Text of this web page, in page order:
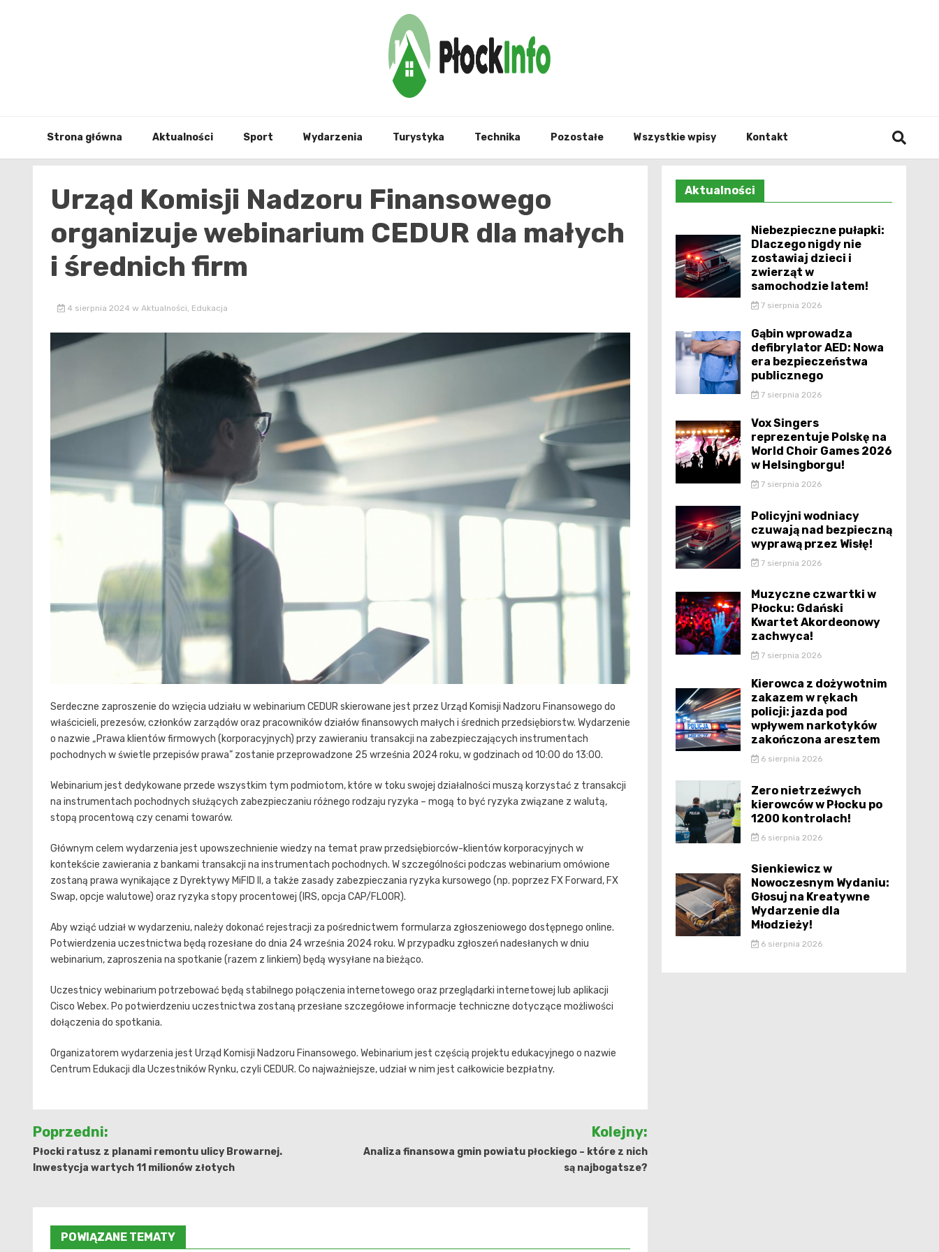
Strona główna Aktualności Sport Wydarzenia Turystyka Technika Pozostałe Wszystkie wpisy Kontakt
Urząd Komisji Nadzoru Finansowego
organizuje webinarium CEDUR dla małych
i średnich firm
4 sierpnia 2024 w Aktualności, Edukacja
Serdeczne zaproszenie do wzięcia udziału w webinarium CEDUR skierowane jest przez Urząd Komisji Nadzoru Finansowego do
właścicieli, prezesów, członków zarządów oraz pracowników działów finansowych małych i średnich przedsiębiorstw. Wydarzenie
o nazwie „Prawa klientów firmowych (korporacyjnych) przy zawieraniu transakcji na zabezpieczających instrumentach
pochodnych w świetle przepisów prawa” zostanie przeprowadzone 25 września 2024 roku, w godzinach od 10:00 do 13:00.
Webinarium jest dedykowane przede wszystkim tym podmiotom, które w toku swojej działalności muszą korzystać z transakcji
na instrumentach pochodnych służących zabezpieczaniu różnego rodzaju ryzyka – mogą to być ryzyka związane z walutą,
stopą procentową czy cenami towarów.
Głównym celem wydarzenia jest upowszechnienie wiedzy na temat praw przedsiębiorców-klientów korporacyjnych w
kontekście zawierania z bankami transakcji na instrumentach pochodnych. W szczególności podczas webinarium omówione
zostaną prawa wynikające z Dyrektywy MiFID II, a także zasady zabezpieczania ryzyka kursowego (np. poprzez FX Forward, FX
Swap, opcje walutowe) oraz ryzyka stopy procentowej (IRS, opcja CAP/FLOOR).
Aby wziąć udział w wydarzeniu, należy dokonać rejestracji za pośrednictwem formularza zgłoszeniowego dostępnego online.
Potwierdzenia uczestnictwa będą rozesłane do dnia 24 września 2024 roku. W przypadku zgłoszeń nadesłanych w dniu
webinarium, zaproszenia na spotkanie (razem z linkiem) będą wysyłane na bieżąco.
Uczestnicy webinarium potrzebować będą stabilnego połączenia internetowego oraz przeglądarki internetowej lub aplikacji
Cisco Webex. Po potwierdzeniu uczestnictwa zostaną przesłane szczegółowe informacje techniczne dotyczące możliwości
dołączenia do spotkania.
Organizatorem wydarzenia jest Urząd Komisji Nadzoru Finansowego. Webinarium jest częścią projektu edukacyjnego o nazwie
Centrum Edukacji dla Uczestników Rynku, czyli CEDUR. Co najważniejsze, udział w nim jest całkowicie bezpłatny.
Nawigacja
wpisu
Poprzedni:
Płocki ratusz z planami remontu ulicy Browarnej.
Inwestycja wartych 11 milionów złotych
Kolejny:
Analiza finansowa gmin powiatu płockiego – które z nich
są najbogatsze?
POWIĄZANE TEMATY
Aktualności
Niebezpieczne pułapki:
Dlaczego nigdy nie
zostawiaj dzieci i
zwierząt w
samochodzie latem!
7 sierpnia 2026
Gąbin wprowadza
defibrylator AED: Nowa
era bezpieczeństwa
publicznego
7 sierpnia 2026
Vox Singers
reprezentuje Polskę na
World Choir Games 2026
w Helsingborgu!
7 sierpnia 2026
Policyjni wodniacy
czuwają nad bezpieczną
wyprawą przez Wisłę!
7 sierpnia 2026
Muzyczne czwartki w
Płocku: Gdański
Kwartet Akordeonowy
zachwyca!
7 sierpnia 2026
Kierowca z dożywotnim
zakazem w rękach
policji: jazda pod
wpływem narkotyków
zakończona aresztem
6 sierpnia 2026
Zero nietrzeźwych
kierowców w Płocku po
1200 kontrolach!
6 sierpnia 2026
Sienkiewicz w
Nowoczesnym Wydaniu:
Głosuj na Kreatywne
Wydarzenie dla
Młodzieży!
6 sierpnia 2026